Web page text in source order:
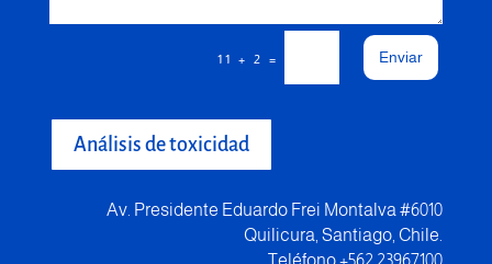
11 + 2 = Enviar
Análisis de toxicidad
Av. Presidente Eduardo Frei Montalva #6010
Quilicura, Santiago, Chile.
Teléfono +562 23967100